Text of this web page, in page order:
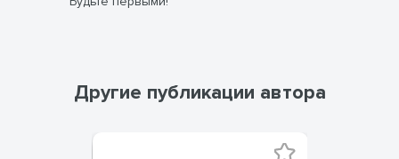
Другие публикации автора